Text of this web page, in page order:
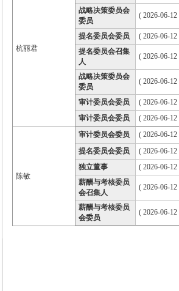
杭丽君
战略决策委员会
委员
( 2026-06-
提名委员会委员
( 2026-06-
提名委员会召集
人
( 2026-06-
战略决策委员会
委员
( 2026-06-
审计委员会委员
( 2026-06-
审计委员会委员
( 2026-06-
陈敏
审计委员会委员
( 2026-06-
提名委员会委员
( 2026-06-
独立董事
( 2026-06-
薪酬与考核委员
会召集人
( 2026-06-
薪酬与考核委员
会委员
( 2026-06-